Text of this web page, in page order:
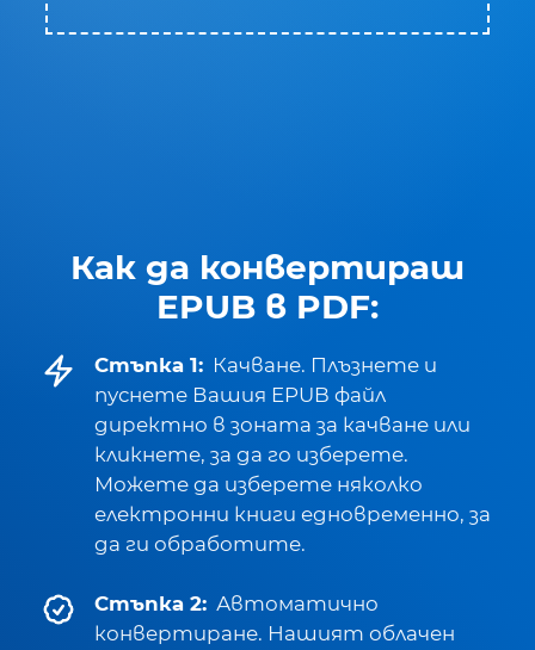
Как да конвертираш
EPUB в PDF:
Стъпка 1: Качване. Плъзнете и
пуснете Вашия EPUB файл
директно в зоната за качване или
кликнете, за да го изберете.
Можете да изберете няколко
електронни книги едновременно, за
да ги обработите.
Стъпка 2: Автоматично
конвертиране. Нашият облачен